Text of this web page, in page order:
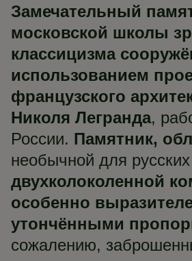
Замечательный
московской школы
классицизма
использованием
французского
Николя Легранда,
России. Памятник,
необычной для
двухколоколенной
особенно
утончёнными
сожалению,